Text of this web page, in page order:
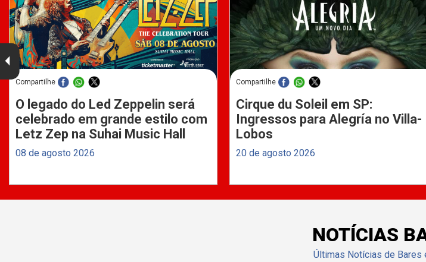
Compartilhe
O legado do Led Zeppelin será
celebrado em grande estilo com
Letz Zep na Suhai Music Hall
08 de agosto 2026
Compartilhe
Cirque du Soleil em SP:
Ingressos para Alegría no Villa-
Lobos
20 de agosto 2026
NOTÍCIAS
Últimas Notícias de Bares